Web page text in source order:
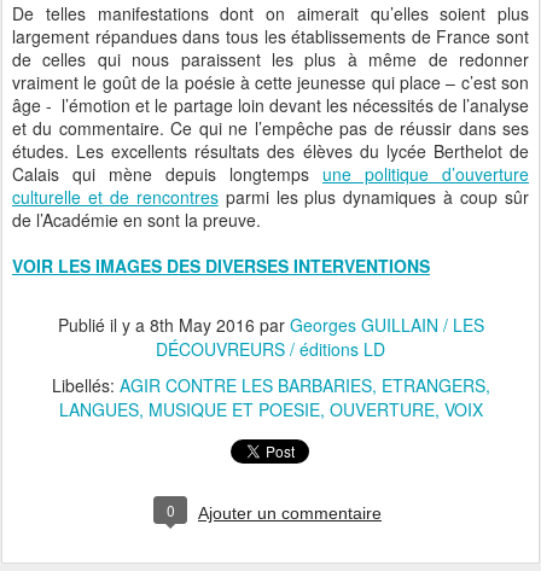
De telles manifestations dont on aimerait qu’elles soient plus
largement répandues dans tous les établissements de France sont
de celles qui nous paraissent les plus à même de redonner
vraiment le goût de la poésie à cette jeunesse qui place – c’est son
âge - l’émotion et le partage loin devant les nécessités de l’analyse
et du commentaire. Ce qui ne l’empêche pas de réussir dans ses
études. Les excellents résultats des élèves du lycée Berthelot de
Calais qui mène depuis longtemps une politique d’ouverture
culturelle et de rencontresparmi les plus dynamiques à coup sûr
de l’Académie en sont la preuve.
VOIR LES IMAGES DES DIVERSES INTERVENTIONS
Publié il y a 8th May 2016 par Georges GUILLAIN / LES
DÉCOUVREURS / éditions LD
Libellés: AGIR CONTRE LES BARBARIES ETRANGERS
LANGUES MUSIQUE ET POESIE OUVERTURE VOIX
0 Ajouter un commentaire